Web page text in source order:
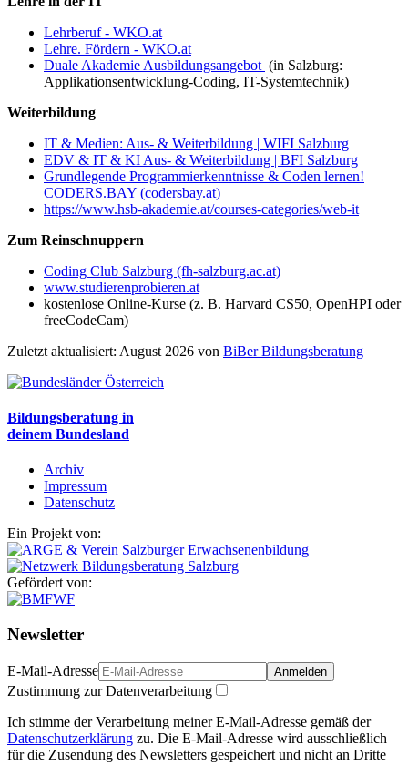
Lehrberuf - WKO.at
Lehre. Fördern - WKO.at
Duale Akademie Ausbildungsangebot (in Salzburg:
Applikationsentwicklung-Coding, IT-Systemtechnik)
Weiterbildung
IT & Medien: Aus- & Weiterbildung | WIFI Salzburg
EDV & IT & KI Aus- & Weiterbildung | BFI Salzburg
Grundlegende Programmierkenntnisse & Coden lernen!
CODERS.BAY (codersbay.at)
https://www.hsb-akademie.at/courses-categories/web-it
Zum Reinschnuppern
Coding Club Salzburg (fh-salzburg.ac.at)
www.studierenprobieren.at
kostenlose Online-Kurse (z. B. Harvard CS50, OpenHPI oder
freeCodeCam)
Zuletzt aktualisiert: August 2026 von BiBer Bildungsberatung
Bildungsberatung in
deinem Bundesland
Archiv
Impressum
Datenschutz
Ein Projekt von:
Gefördert von:
Newsletter
E-Mail-Adresse Anmelden
Zustimmung zur Datenverarbeitung
Ich stimme der Verarbeitung meiner E-Mail-Adresse gemäß der
Datenschutzerklärung zu. Die E-Mail-Adresse wird ausschließlich
für die Zusendung des Newsletters gespeichert und nicht an Dritte